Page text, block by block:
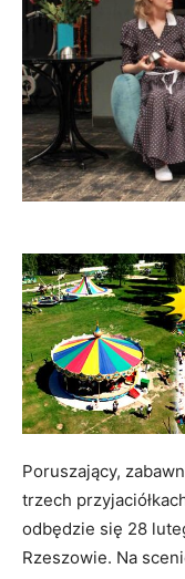
Poruszający,
trzech
odbędzie się 28
Rzeszowie. Na